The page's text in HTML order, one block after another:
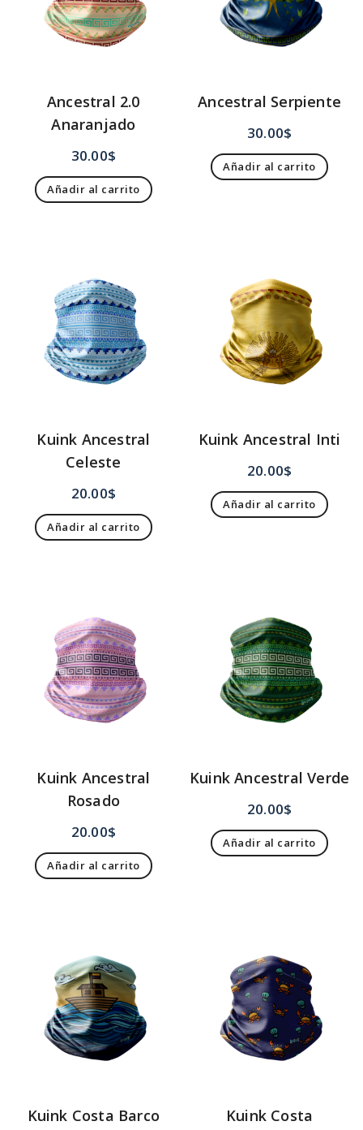
Ancestral 2.0
Anaranjado
30.00$
Añadir al carrito
Ancestral Serpiente
30.00$
Añadir al carrito
Kuink Ancestral
Celeste
20.00$
Añadir al carrito
Kuink Ancestral Inti
20.00$
Añadir al carrito
Kuink Ancestral
Rosado
20.00$
Añadir al carrito
Kuink Ancestral Verde
20.00$
Añadir al carrito
Kuink Costa Barco
Kuink Costa